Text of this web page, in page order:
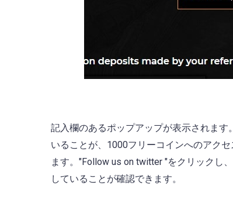
記入欄のあるポップアップが表示されま
いることが、1000フリーコインへのアク
ます。"Follow us on twitter "をクリックし
していることが確認できます。